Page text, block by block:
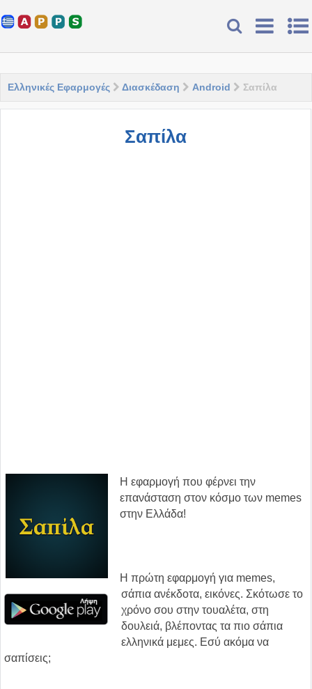
Ελληνικές Εφαρμογές Διασκέδαση Android Σαπίλα
Σαπίλα
Η εφαρμογή που φέρνει την
επανάσταση στον κόσμο των memes
στην Ελλάδα!
Η πρώτη εφαρμογή για memes,
σάπια ανέκδοτα, εικόνες. Σκότωσε το
χρόνο σου στην τουαλέτα, στη
δουλειά, βλέποντας τα πιο σάπια
ελληνικά μεμες. Εσύ ακόμα να
σαπίσεις;